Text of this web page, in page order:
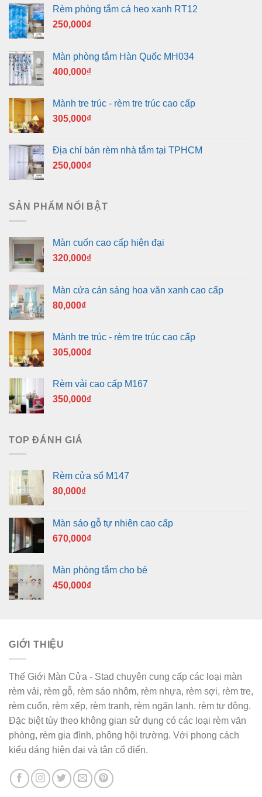
Rèm phòng tắm cá heo xanh RT12
250,000₫
Màn phòng tắm Hàn Quốc MH034
400,000₫
Mành tre trúc - rèm tre trúc cao cấp
305,000₫
Địa chỉ bán rèm nhà tắm tại TPHCM
250,000₫
SẢN PHẨM NỔI BẬT
Màn cuốn cao cấp hiện đại
320,000₫
Màn cửa cản sáng hoa văn xanh cao cấp
80,000₫
Mành tre trúc - rèm tre trúc cao cấp
305,000₫
Rèm vải cao cấp M167
350,000₫
TOP ĐÁNH GIÁ
Rèm cửa sổ M147
80,000₫
Màn sáo gỗ tự nhiên cao cấp
670,000₫
Màn phòng tắm cho bé
450,000₫
GIỚI THIỆU
Thế Giới Màn Cửa - Stad chuyên cung cấp các loại màn
rèm vải, rèm gỗ, rèm sáo nhôm, rèm nhựa, rèm sợi, rèm tre,
rèm cuốn, rèm xếp, rèm tranh, rèm ngăn lạnh. rèm tự động.
Đặc biệt tùy theo không gian sử dụng có các loại rèm văn
phòng, rèm gia đình, phông hội trường. Với phong cách
kiểu dáng hiện đại và tân cổ điển.